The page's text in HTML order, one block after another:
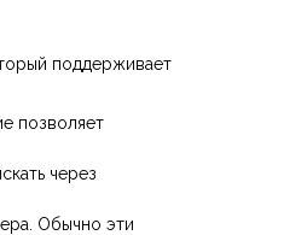
поддерживает
позволяет
через
Обычно эти